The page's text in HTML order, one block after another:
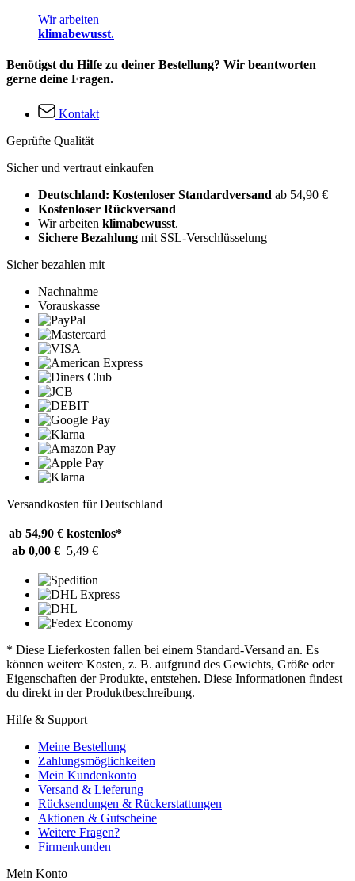
Wir arbeiten
klimabewusst.
Benötigst du Hilfe zu deiner Bestellung? Wir beantworten
gerne deine Fragen.
Kontakt
Geprüfte Qualität
Sicher und vertraut einkaufen
Deutschland: Kostenloser Standardversand ab 54,90 €
Kostenloser Rückversand
Wir arbeiten klimabewusst.
Sichere Bezahlung mit SSL-Verschlüsselung
Sicher bezahlen mit
Nachnahme
Vorauskasse
Versandkosten für Deutschland
ab 54,90 € kostenlos*
ab 0,00 € 5,49 €
* Diese Lieferkosten fallen bei einem Standard-Versand an. Es
können weitere Kosten, z. B. aufgrund des Gewichts, Größe oder
Eigenschaften der Produkte, entstehen. Diese Informationen findest
du direkt in der Produktbeschreibung.
Hilfe & Support
Meine Bestellung
Zahlungsmöglichkeiten
Mein Kundenkonto
Versand & Lieferung
Rücksendungen & Rückerstattungen
Aktionen & Gutscheine
Weitere Fragen?
Firmenkunden
Mein Konto